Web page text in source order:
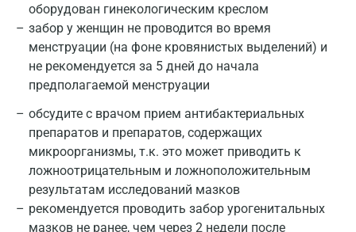
оборудован гинекологическим креслом
забор у женщин не проводится во время
менструации (на фоне кровянистых выделений) и
не рекомендуется за 5 дней до начала
предполагаемой менструации
обсудите с врачом прием антибактериальных
препаратов и препаратов, содержащих
микроорганизмы, т.к. это может приводить к
ложноотрицательным и ложноположительным
результатам исследований мазков
рекомендуется проводить забор урогенитальных
мазков не ранее, чем через 2 недели после